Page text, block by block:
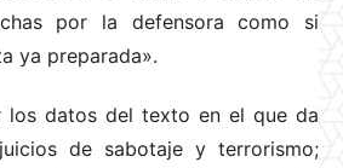
por la defensora como si
ya preparada».
los datos del texto en el que da
de sabotaje y terrorismo;